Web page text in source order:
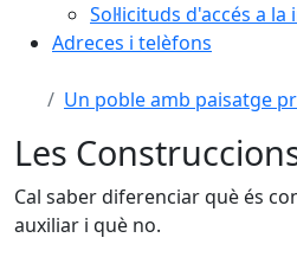
Sol·licituds d'accés a
Adreces i telèfons
Un poble amb paisatge
Les
Cal saber diferenciar què és
auxiliar i què no.